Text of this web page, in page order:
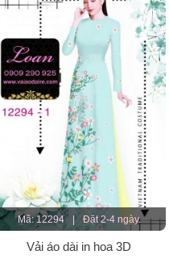
Mã: 12294 | Đặt 2-4 ngày.
Vải áo dài in hoa 3D